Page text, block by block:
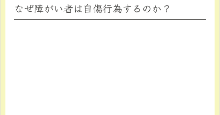
なぜ障がい者は自傷行為するのか？